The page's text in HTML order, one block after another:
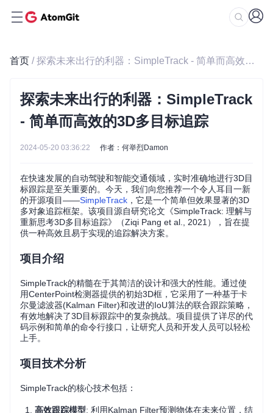
首页 / 探索未来出行的利器：SimpleTrack - 简单而高效的3D多目标追踪
探索未来出行的利器：SimpleTrack
- 简单而高效的3D多目标追踪
2024-05-20 03:36:22 作者：何举烈Damon
在快速发展的自动驾驶和智能交通领域，实时准确地进行3D目
标跟踪是至关重要的。今天，我们向您推荐一个令人耳目一新
的开源项目——SimpleTrack ，它是一个简单但效果显著的3D
多对象追踪框架。该项目源自研究论文《SimpleTrack: 理解与
重新思考3D多目标追踪》（Ziqi Pang et al., 2021），旨在提
供一种高效且易于实现的追踪解决方案。
项目介绍
SimpleTrack的精髓在于其简洁的设计和强大的性能。通过使
用CenterPoint检测器提供的初始3D框，它采用了一种基于卡
尔曼滤波器(Kalman Filter)和改进的IoU算法的联合跟踪策略，
有效地解决了3D目标跟踪中的复杂挑战。项目提供了详尽的代
码示例和简单的命令行接口，让研究人员和开发人员可以轻松
上手。
项目技术分析
SimpleTrack的核心技术包括：
高效跟踪模型: 利用Kalman Filter预测物体在未来位置，结